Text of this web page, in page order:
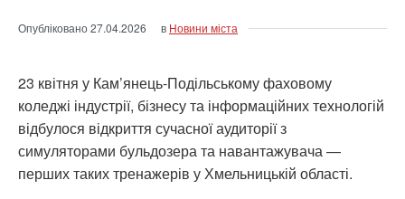
Опубліковано27.04.2026 в Новини міста
23 квітня у Кам’янець-Подільському фаховому
коледжі індустрії, бізнесу та інформаційних технологій
відбулося відкриття сучасної аудиторії з
симуляторами бульдозера та навантажувача —
перших таких тренажерів у Хмельницькій області.